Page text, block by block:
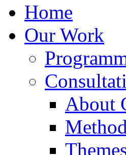
Home
Our Work
About